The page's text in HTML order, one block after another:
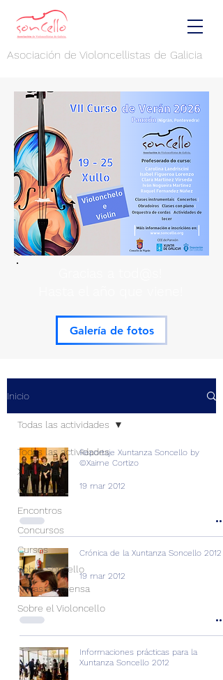
Asociación de Violoncellistas de Galicia
Galería de fotos
Inicio
Todas las actividades
Xuntanzas
Conciertos
Encontros
Concursos
Cursos
Sobre Soncello
Notas de prensa
Sobre el Violoncello
Todas las actividades
Reportaje Xuntanza Soncello by
©Xaime Cortizo
19 mar 2012
Crónica de la Xuntanza Soncello 2012
19 mar 2012
Informaciones prácticas para la
Xuntanza Soncello 2012